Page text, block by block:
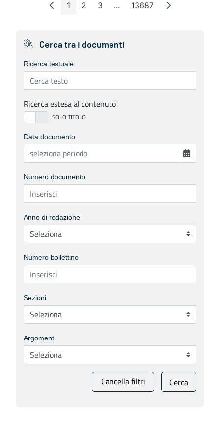
Pagina
1 Pagina
2 Pagina
3 ...Pagine intermedie
Pagina
13687
Cerca tra i documenti
Ricerca testuale
Ricerca estesa al contenuto
Data documento
Numero documento
Anno di redazione
Numero bollettino
Sezioni
Argomenti
Cancella filtri Cerca